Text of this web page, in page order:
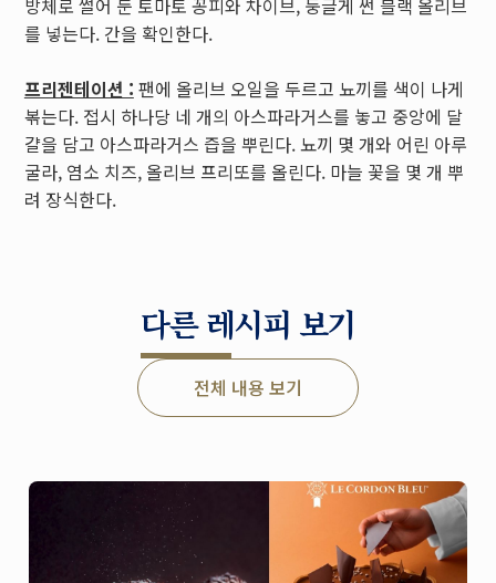
방체로 썰어 둔 토마토 꽁피와 차이브, 둥글게 썬 블랙 올리브
를 넣는다. 간을 확인한다.
프리젠테이션 : 팬에 올리브 오일을 두르고 뇨끼를 색이 나게
볶는다. 접시 하나당 네 개의 아스파라거스를 놓고 중앙에 달
걀을 담고 아스파라거스 즙을 뿌린다. 뇨끼 몇 개와 어린 아루
굴라, 염소 치즈, 올리브 프리또를 올린다. 마늘 꽃을 몇 개 뿌
려 장식한다.
다른 레시피 보기
전체 내용 보기